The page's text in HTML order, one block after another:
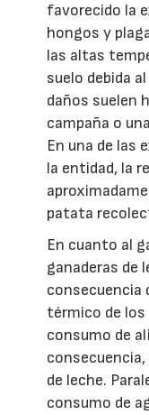
favorecido la
hongos y
las altas
suelo debida
daños suelen
campaña o
En una de las
la entidad, la
patata
En cuanto al
ganaderas de
consecuencia
térmico de los
consumo de
de leche.
consumo de